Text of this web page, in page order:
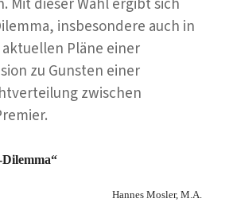
insbesondere auch in
Pläne einer
zu Gunsten einer
zwischen
Hannes Mosler, M.A.